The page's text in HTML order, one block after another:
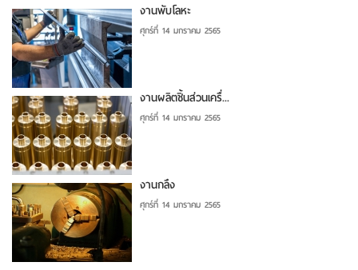
งานพับโลหะ
ศุกร์ที่ 14 มกราคม 2565
งานผลิตชิ้นส่วนเครื่...
ศุกร์ที่ 14 มกราคม 2565
งานกลึง
ศุกร์ที่ 14 มกราคม 2565